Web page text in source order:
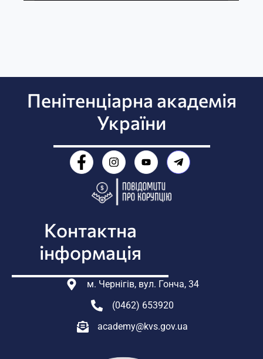
Пенітенціарна академія
України
Контактна
інформація
м. Чернігів, вул. Гонча, 34
(0462) 653920
academy@kvs.gov.ua